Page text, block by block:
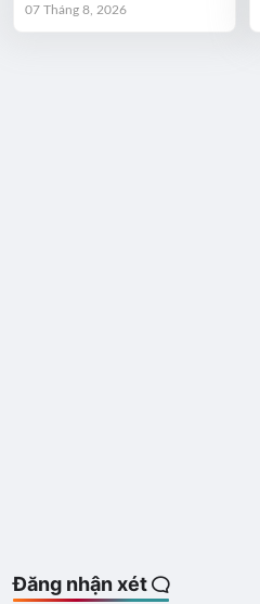
07 Tháng 8, 2026
Đăng nhận xét